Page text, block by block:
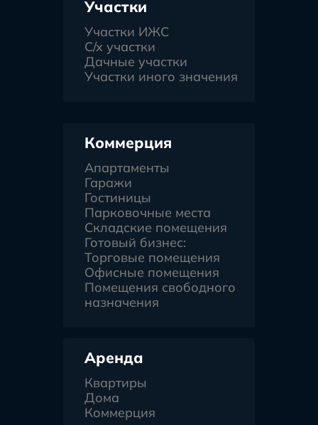
Участки
Участки ИЖС
С/х участки
Дачные участки
Участки иного значения
Коммерция
Апартаменты
Гаражи
Гостиницы
Парковочные места
Складские помещения
Готовый бизнес:
Торговые помещения
Офисные помещения
Помещения свободного
назначения
Аренда
Квартиры
Дома
Коммерция